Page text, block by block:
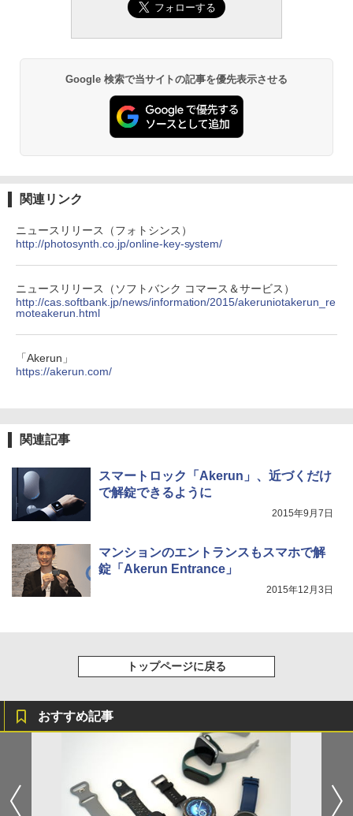
Google 検索で当サイトの記事を優先表示させる
関連リンク
ニュースリリース（フォトシンス）
http://photosynth.co.jp/online-key-system/
ニュースリリース（ソフトバンク コマース＆サービス）
http://cas.softbank.jp/news/information/2015/akeruniotakerun_re
moteakerun.html
「Akerun」
https://akerun.com/
関連記事
スマートロック「Akerun」、近づくだけ
で解錠できるように
2015年9月7日
マンションのエントランスもスマホで解
錠「Akerun Entrance」
2015年12月3日
トップページに戻る
おすすめ記事